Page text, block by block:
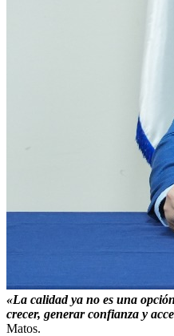
«La calidad ya no es una
crecer, generar confianza y
Matos.